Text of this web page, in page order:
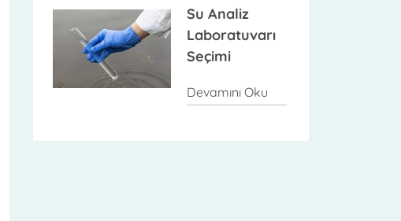
Su Analiz
Laboratuvarı
Seçimi
Devamını Oku